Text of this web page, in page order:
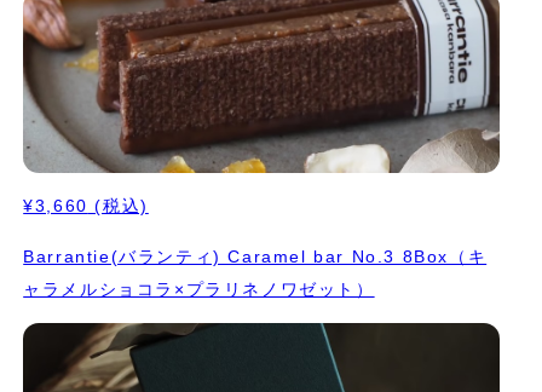
¥3,660 (税込)
Barrantie(バランティ) Caramel bar No.3 8Box（キ
ャラメルショコラ×プラリネノワゼット）